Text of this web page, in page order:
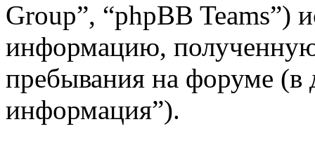
Group”, “phpBB Teams”)
информацию, полученную
пребывания на форуме
информация”).